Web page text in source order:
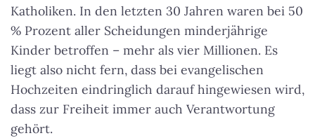
Katholiken. In den letzten 30 Jahren waren bei 50
% Prozent aller Scheidungen minderjährige
Kinder betroffen – mehr als vier Millionen. Es
liegt also nicht fern, dass bei evangelischen
Hochzeiten eindringlich darauf hingewiesen wird,
dass zur Freiheit immer auch Verantwortung
gehört.